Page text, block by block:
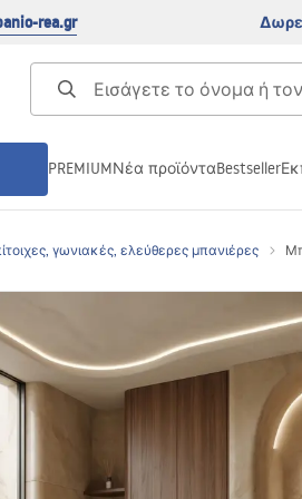
rea.gr
PREMIUMΝέα προϊόνταBestseller
γωνιακές, ελεύθερες μπανιέρες